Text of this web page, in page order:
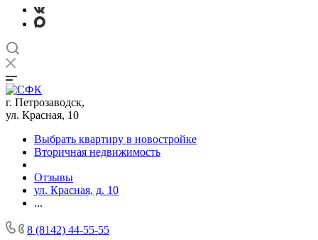
г. Петрозаводск,
ул. Красная, 10
Выбрать квартиру в новостройке
Вторичная недвижимость
Отзывы
ул. Красная, д. 10
...
8 (8142) 44-55-55